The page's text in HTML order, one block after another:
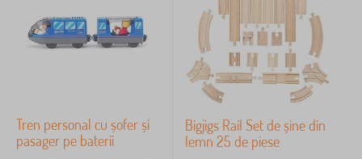
Tren personal cu șofer și
pasager pe baterii
Bigjigs Rail Set de șine din
lemn 25 de piese